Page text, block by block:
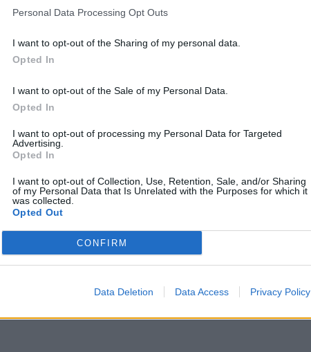
Personal Data Processing Opt Outs
I want to opt-out of the Sharing of my personal data.
Opted In
I want to opt-out of the Sale of my Personal Data.
Opted In
I want to opt-out of processing my Personal Data for Targeted
Advertising.
Opted In
I want to opt-out of Collection, Use, Retention, Sale, and/or Sharing
of my Personal Data that Is Unrelated with the Purposes for which it
was collected.
Opted Out
CONFIRM
Data Deletion Data Access Privacy Policy